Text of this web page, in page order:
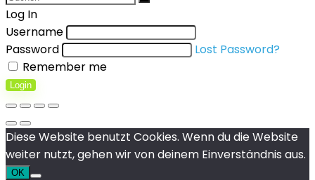
Log In
Username
Password
Lost Password?
Remember me
Login
Diese Website benutzt Cookies. Wenn du die Website
weiter nutzt, gehen wir von deinem Einverständnis aus.
OK